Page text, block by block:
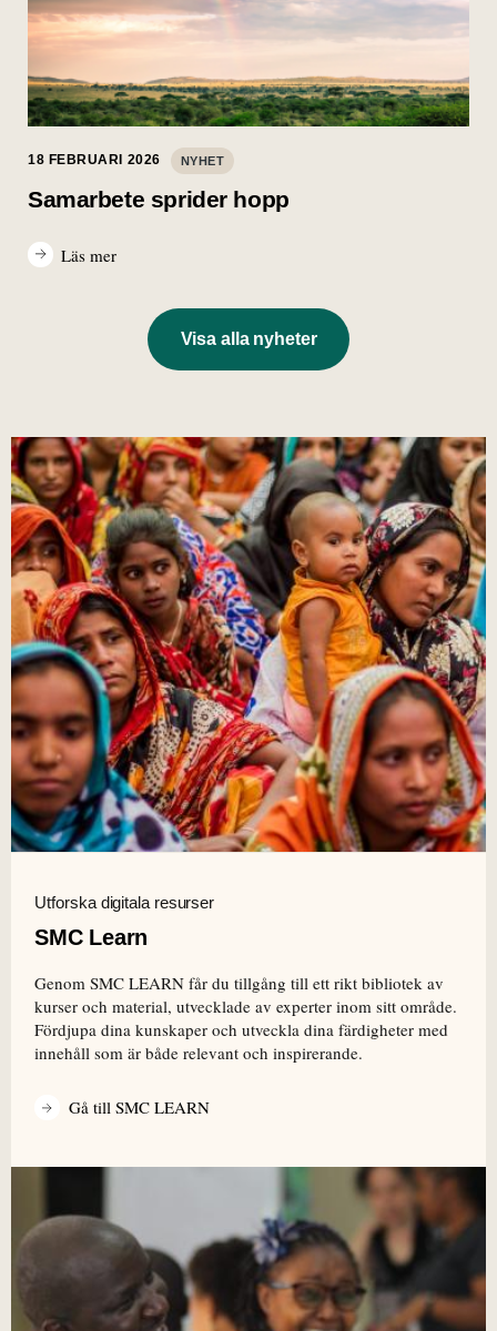
18 FEBRUARI 2026 NYHET
Samarbete sprider hopp
Läs mer
Visa alla nyheter
Utforska digitala resurser
SMC Learn
Genom SMC LEARN får du tillgång till ett rikt bibliotek av
kurser och material, utvecklade av experter inom sitt område.
Fördjupa dina kunskaper och utveckla dina färdigheter med
innehåll som är både relevant och inspirerande.
Gå till SMC LEARN